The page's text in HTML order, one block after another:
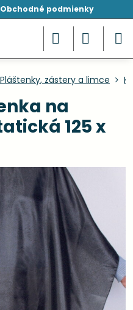
Obchodné podmienky
Pláštenky, zástery a limce
na
125 x